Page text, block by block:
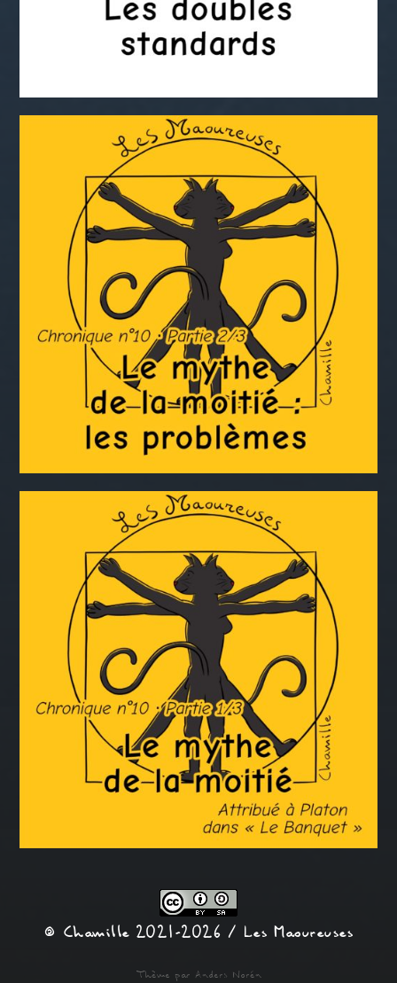
© Chamille 2021-2026 / Les Maoureuses
Thème par Anders Norén